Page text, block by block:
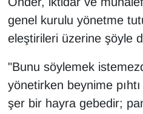
genel kurulu yönetme
eleştirileri üzerine şöyle
"Bunu söylemek
yönetirken beynime
şer bir hayra gebedir;
Resmi İlanlar
RÖPORTAJ
SAĞLIK